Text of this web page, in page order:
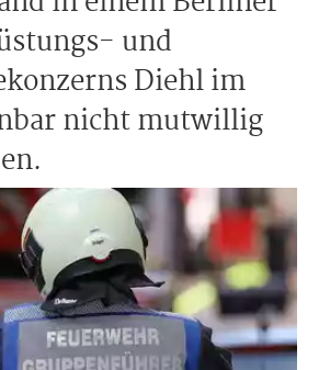
und
Diehl im
nicht mutwillig